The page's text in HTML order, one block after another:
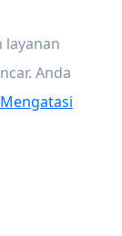
layanan
Anda